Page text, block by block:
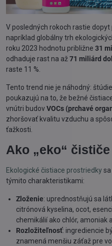
V posledných rokoch rastie
napríklad globálny trh
roku 2023 hodnotu približne 31
odhaduje rast na až71 miliárd
raste 11 %.
Tento trend nie je náhodný:
poukazujú na to, že bežné
vnútri budovVOCs (prchavé
zhoršovať kvalitu vzduchu a
ťažkosti.
Ako „eko“
Ekologické čistiace prostriedky
týmito charakteristikami:
Zloženie: uprednostňujú sa
citrónová kyselina, ocot,
chemikálií ako chlór, amoniak
Rozložiteľnosť: ingrediencie
znamená menšiu záťaž pre